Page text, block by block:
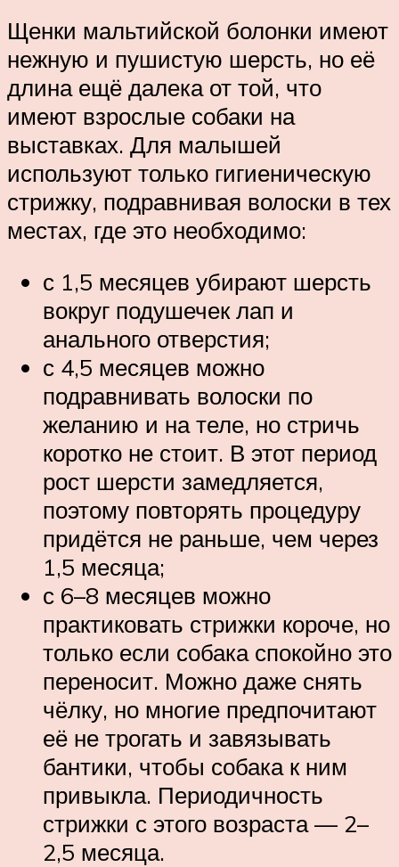
Щенки мальтийской болонки имеют
нежную и пушистую шерсть, но её
длина ещё далека от той, что
имеют взрослые собаки на
выставках. Для малышей
используют только гигиеническую
стрижку, подравнивая волоски в тех
местах, где это необходимо:
с 1,5 месяцев убирают шерсть
вокруг подушечек лап и
анального отверстия;
с 4,5 месяцев можно
подравнивать волоски по
желанию и на теле, но стричь
коротко не стоит. В этот период
рост шерсти замедляется,
поэтому повторять процедуру
придётся не раньше, чем через
1,5 месяца;
с 6–8 месяцев можно
практиковать стрижки короче, но
только если собака спокойно это
переносит. Можно даже снять
чёлку, но многие предпочитают
её не трогать и завязывать
бантики, чтобы собака к ним
привыкла. Периодичность
стрижки с этого возраста — 2–
2,5 месяца.